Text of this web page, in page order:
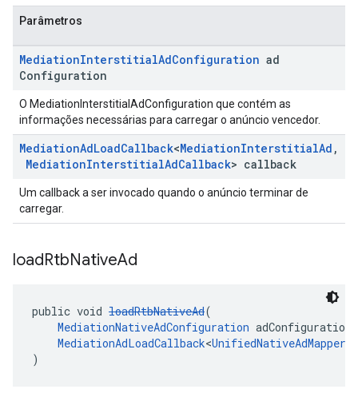
Parâmetros
MediationInterstitialAdConfiguration ad
Configuration
O MediationInterstitialAdConfiguration que contém as
informações necessárias para carregar o anúncio vencedor.
MediationAdLoadCallback<MediationInterstitialAd ,
MediationInterstitialAdCallback> callback
Um callback a ser invocado quando o anúncio terminar de
carregar.
loadRtbNativeAd
public void loadRtbNativeAd(
MediationNativeAdConfiguration adConfiguration,
MediationAdLoadCallback<UnifiedNativeAdMapper
)